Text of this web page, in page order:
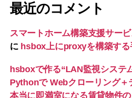
最近のコメント
スマートホーム構築支援サー
に hsbox上にproxyを構築す
hsboxで作る“LAN監視システ
Pythonで Webクローリング＋
本当に即満室になる賃貸物件